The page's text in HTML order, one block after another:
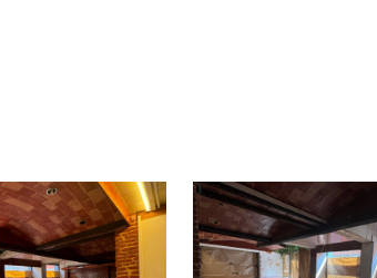
terraza
de abrir tu negocio en una de las